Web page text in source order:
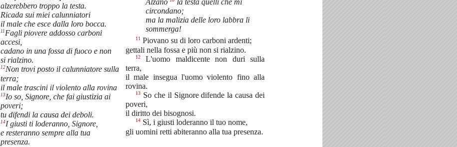
alzerebbero troppo la testa.
Ricada sui miei calunniatori
il male che esce dalla loro bocca.
11 Fagli piovere addosso carboni
accesi,
cadano in una fossa di fuoco e non
si rialzino.
12Non trovi posto il calunniatore sulla
terra;
il male trascini il violento alla rovina
13Io so, Signore, che fai giustizia ai
poveri;
tu difendi la causa dei deboli.
14I giusti ti loderanno, Signore,
e resteranno sempre alla tua
presenza.
Alzano
la testa quelli che mi
circondano;
ma la malizia delle loro labbra li
sommerga!
11 Piovano su di loro carboni ardenti;
gettali nella fossa e più non si rialzino.
12
L'uomo maldicente non duri sulla
terra,
il male insegua l'uomo violento fino alla
rovina.
13
So che il Signore difende la causa dei
poveri,
il diritto dei bisognosi.
14 Sì, i giusti loderanno il tuo nome,
gli uomini retti abiteranno alla tua presenza.